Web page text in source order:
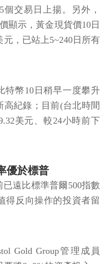
交易日上揚。另外，
顯示，黃金現貨價10日
元，已站上5~240日所有
特幣10日稍早一度攀升
高紀錄；目前(台北時間
美元、較24小時前下
優於標普
遠比標準普爾500指數
得反向操作的投資者留
Gold Group管理成員